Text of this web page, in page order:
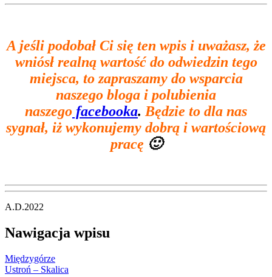
A jeśli podobał Ci się ten wpis iuważasz, że
wniósł realną wartość do odwiedzin tego
miejsca, to zapraszamy do wsparcia
naszego bloga i polubienia
naszego facebooka. Będzie to dla nas
sygnał, iż wykonujemy dobrą i wartościową
pracę 🙂
A.D.2022
Nawigacja wpisu
Międzygórze
Ustroń – Skalica